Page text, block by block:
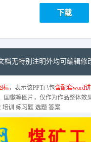
下载
档无特别注明外均可编辑修
标，表示该PPT已包含配套word
国徽等图片，仅作为作品整体效
培训 练习题 选题 答案